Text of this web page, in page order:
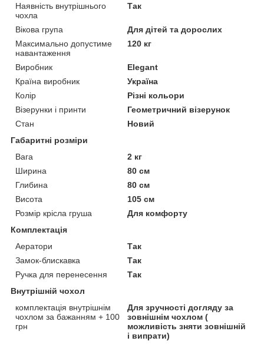
Наявність внутрішнього
чохла
Так
Вікова група
Для дітей та дорослих
Максимально допустиме
навантаження
120 кг
Виробник
Elegant
Країна виробник
Україна
Колір
Різні кольори
Візерунки і принти
Геометричний візерунок
Стан
Новий
Габаритні розміри
Вага
2 кг
Ширина
80 см
Глибина
80 см
Висота
105 см
Розмір крісла груша
Для комфорту
Комплектація
Аератори
Так
Замок-блискавка
Так
Ручка для перенесення
Так
Внутрішній чохол
комплектація внутрішнім
чохлом за бажанням + 100
грн
Для зручності догляду за
зовнішнім чохлом (
можливість зняти зовнішній
і випрати)